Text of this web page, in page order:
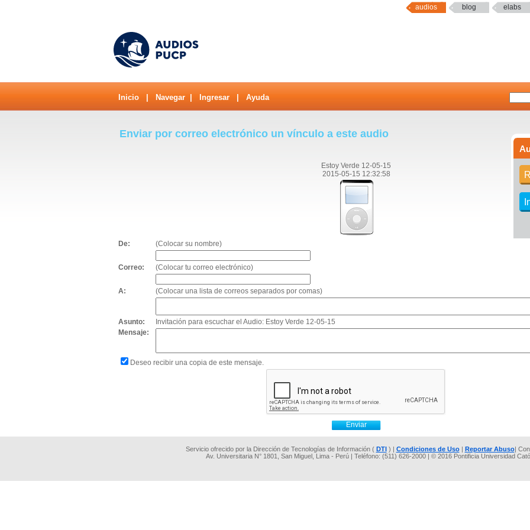
audios blog elabs
Inicio Navegar Ingresar Ayuda
Enviar por correo electrónico un vínculo a este audio
Estoy Verde 12-05-15
2015-05-15 12:32:58
De: (Colocar su nombre)
Correo: (Colocar tu correo electrónico)
A: (Colocar una lista de correos separados por comas)
Asunto:
Invitación para escuchar el Audio: Estoy Verde 12-05-15
Mensaje:
Deseo recibir una copia de este mensaje.
Servicio ofrecido por la Dirección de Tecnologías de Información ( DTI) | Condiciones de Uso| Reportar Abuso|
Av. Universitaria N° 1801, San Miguel, Lima - Perú | Teléfono: (511) 626-2000 | © 2016 Pontificia Universidad